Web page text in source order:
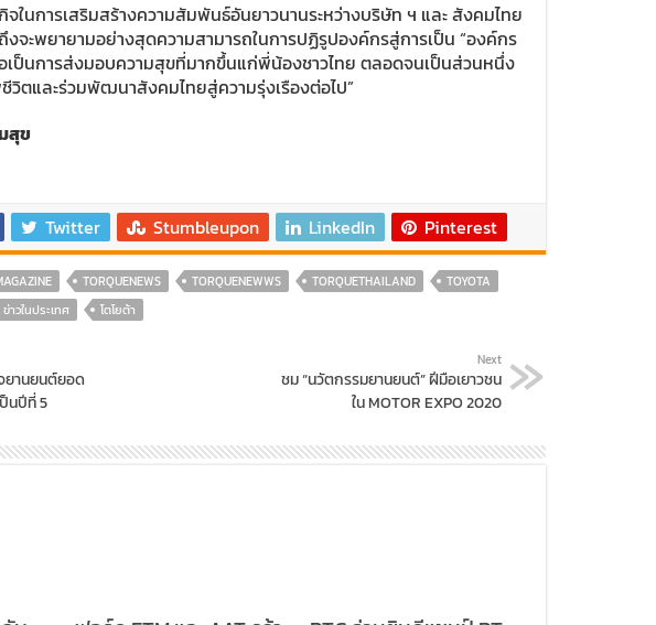
ในการเสริมสร้างความสัมพันธ์อันยาวนานระหว่างบริษัท ฯ และ สังคมไทย
จะพยายามอย่างสุดความสามารถในการปฏิรูปองค์กรสู่การเป็น “องค์กร
เป็นการส่งมอบความสุขที่มากขึ้นแก่พี่น้องชาวไทย ตลอดจนเป็นส่วนหนึ่ง
ตและร่วมพัฒนาสังคมไทยสู่ความรุ่งเรืองต่อไป”
สุข
Twitter Stumbleupon LinkedIn
Pinterest
TORQUENEWS TORQUENEWWS TORQUETHAILAND
TOYOTA
ข่าวในประเทศ โตโยต้า
ยานยนต์ยอด
นปีที่ 5
Next
ชม “นวัตกรรมยานยนต์” ฝีมือเยาวชน
ใน MOTOR EXPO 2020